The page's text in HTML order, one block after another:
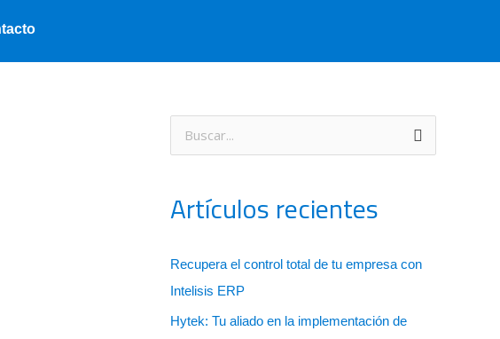
c
r
p
o
Artículos recientes
Recupera el control total de tu empresa con
Intelisis ERP
Hytek: Tu aliado en la implementación de